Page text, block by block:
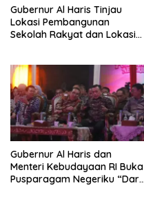
Gubernur Al Haris Tinjau
Lokasi Pembangunan
Sekolah Rakyat dan Lokasi
Gubernur Al Haris dan
Menteri Kebudayaan RI Buka
Pusparagam Negeriku “Dari